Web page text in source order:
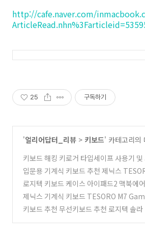
http://cafe.naver.com/
ArticleRead.nhn%3Farticleid=
25 구독하기
'얼리어답터_리뷰 > 키보드' 카테고리의
키보드 해킹 키로거 타입세이프 사용기 및
(28)
입문용 기계식 키보드 추천 제닉스
LED SE
(13)
로지텍 키보드 케이스 아이패드2 맥북에
신 시키기
(10)
제닉스 기계식 키보드 TESORO M7
계식 키보드 추천
(117)
키보드 추천 무선키보드 추천 로지텍 솔